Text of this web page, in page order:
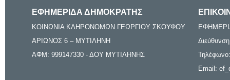
ΕΦΗΜΕΡΙΔΑ ΔΗΜΟΚΡΑΤΗΣ
ΚΟΙΝΩΝΙΑ ΚΛΗΡΟΝΟΜΩΝ ΓΕΩΡΓΙΟΥ ΣΚΟΥΦΟΥ
ΑΡΙΩΝΟΣ 6 – ΜΥΤΙΛΗΝΗ
ΑΦΜ: 999147330 - ΔΟΥ ΜΥΤΙΛΗΝΗΣ
Email: